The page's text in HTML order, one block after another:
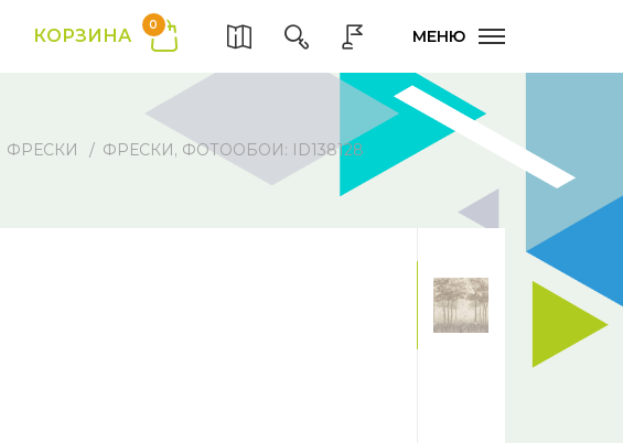
КОРЗИНА
0
МЕНЮ
ФРЕСКИ ФРЕСКИ, ФОТООБОИ: ID138128